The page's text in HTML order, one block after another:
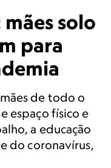
solo
para
de todo o
espaço físico e
a educação
do coronavírus,